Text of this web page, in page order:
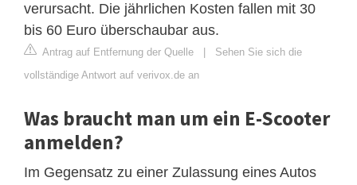
verursacht. Die jährlichen Kosten fallen mit 30
bis 60 Euro überschaubar aus.
Antrag auf Entfernung der Quelle
Sehen Sie sich die
vollständige Antwort auf verivox.de an
Was braucht man um ein E-Scooter
anmelden?
Im Gegensatz zu einer Zulassung eines Autos